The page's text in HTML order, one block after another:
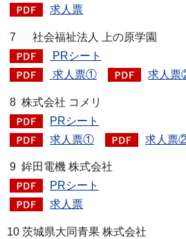
求人票
7 社会福祉法人 上の原学園
PRシート
求人票①
求人
8 株式会社 コメリ
PRシート
求人票①
求人票
9 鉾田電機 株式会社
PRシート
求人票
10 茨城県大同青果 株式会社